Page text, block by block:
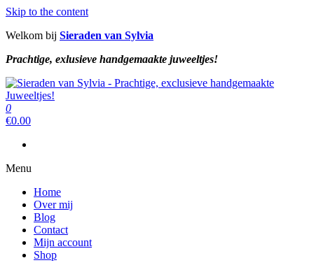
Skip to the content
Welkom bij Sieraden van Sylvia
Prachtige, exlusieve handgemaakte juweeltjes!
Sieraden van Sylvia
Prachtige, exclusieve handgemaakte juweeltjes!
Sieraden van Sylvia
Prachtige, exclusieve handgemaakte juweeltjes!
0
€0.00
Menu
Home
Over mij
Blog
Contact
Mijn account
Shop